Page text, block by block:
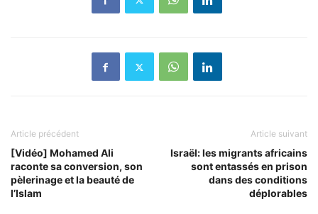
Article précédent
[Vidéo] Mohamed Ali
raconte sa conversion, son
pèlerinage et la beauté de
l’Islam
Article suivant
Israël: les migrants africains
sont entassés en prison
dans des conditions
déplorables